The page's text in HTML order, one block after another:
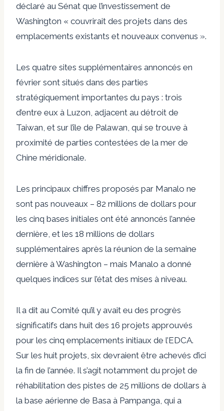
déclaré au Sénat que l’investissement de
Washington « couvrirait des projets dans des
emplacements existants et nouveaux convenus ».
Les quatre sites supplémentaires annoncés en
février sont situés dans des parties
stratégiquement importantes du pays : trois
d’entre eux à Luzon, adjacent au détroit de
Taiwan, et sur l’île de Palawan, qui se trouve à
proximité de parties contestées de la mer de
Chine méridionale.
Les principaux chiffres proposés par Manalo ne
sont pas nouveaux – 82 millions de dollars pour
les cinq bases initiales ont été annoncés l’année
dernière, et les 18 millions de dollars
supplémentaires après la réunion de la semaine
dernière à Washington – mais Manalo a donné
quelques indices sur l’état des mises à niveau.
Il a dit au Comité qu’il y avait eu des progrès
significatifs dans huit des 16 projets approuvés
pour les cinq emplacements initiaux de l’EDCA.
Sur les huit projets, six devraient être achevés d’ici
la fin de l’année. Il s’agit notamment du projet de
réhabilitation des pistes de 25 millions de dollars à
la base aérienne de Basa à Pampanga, qui a